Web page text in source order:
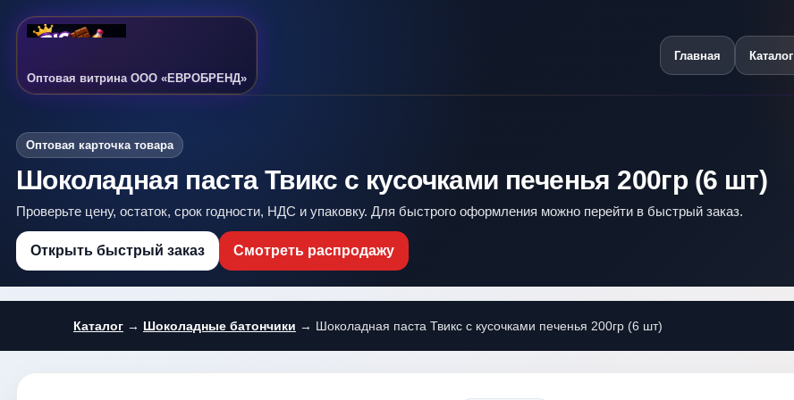
Оптовая витрина ООО «ЕВРОБРЕНД»
Главная Каталог
Оптовая карточка товара
Шоколадная паста Твикс с кусочками печенья 200гр (6 шт)
Проверьте цену, остаток, срок годности, НДС и упаковку. Для быстрого оформления можно перейти в быстрый заказ.
Открыть быстрый заказ Смотреть распродажу
Каталог → Шоколадные батончики → Шоколадная паста Твикс с кусочками печенья 200гр (6 шт)